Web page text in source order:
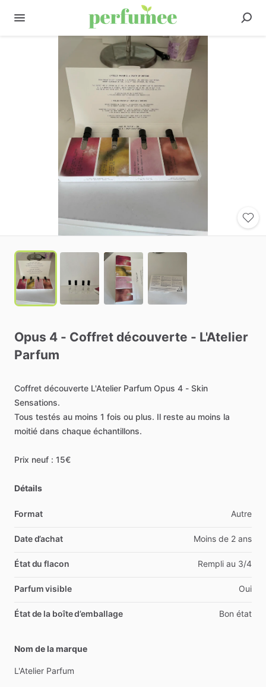
Opus 4 - Coffret découverte - L'Atelier
Parfum
Coffret découverte L'Atelier Parfum Opus 4 - Skin
Sensations.
Tous testés au moins 1 fois ou plus. Il reste au moins la
moitié dans chaque échantillons.
Prix neuf : 15€
Détails
Format Autre
Date d’achat Moins de 2 ans
État du flacon Rempli au 3/4
Parfum visible Oui
État de la boîte d’emballage Bon état
Nom de la marque
L'Atelier Parfum